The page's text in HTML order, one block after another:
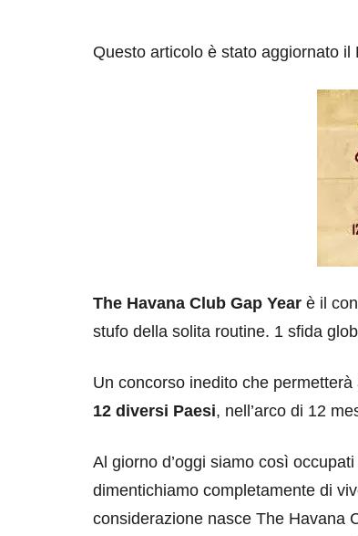
Questo articolo è stato aggiornato il
The Havana Club Gap Year è il
stufo della solita routine. 1 sfida
Un concorso inedito che
12 diversi Paesi, nell’arco di 12
Al giorno d’oggi siamo così
dimentichiamo completamente di
considerazione nasce The Havana